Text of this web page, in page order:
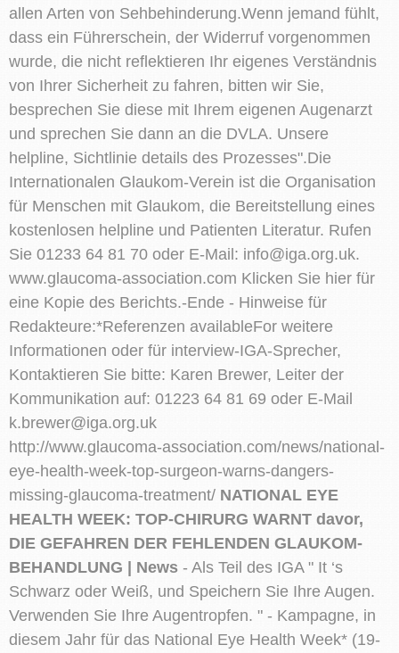
allen Arten von Sehbehinderung.Wenn jemand fühlt,
dass ein Führerschein, der Widerruf vorgenommen
wurde, die nicht reflektieren Ihr eigenes Verständnis
von Ihrer Sicherheit zu fahren, bitten wir Sie,
besprechen Sie diese mit Ihrem eigenen Augenarzt
und sprechen Sie dann an die DVLA. Unsere
helpline, Sichtlinie details des Prozesses".Die
Internationalen Glaukom-Verein ist die Organisation
für Menschen mit Glaukom, die Bereitstellung eines
kostenlosen helpline und Patienten Literatur. Rufen
Sie 01233 64 81 70 oder E-Mail: info@iga.org.uk.
www.glaucoma-association.com Klicken Sie hier für
eine Kopie des Berichts.-Ende - Hinweise für
Redakteure:*Referenzen availableFor weitere
Informationen oder für interview-IGA-Sprecher,
Kontaktieren Sie bitte: Karen Brewer, Leiter der
Kommunikation auf: 01223 64 81 69 oder E-Mail
k.brewer@iga.org.uk
http://www.glaucoma-association.com/news/national-
eye-health-week-top-surgeon-warns-dangers-
missing-glaucoma-treatment/ NATIONAL EYE
HEALTH WEEK: TOP-CHIRURG WARNT davor,
DIE GEFAHREN DER FEHLENDEN GLAUKOM-
BEHANDLUNG | News - Als Teil des IGA " It ‘s
Schwarz oder Weiß, und Speichern Sie Ihre Augen.
Verwenden Sie Ihre Augentropfen. " - Kampagne, in
diesem Jahr für das National Eye Health Week* (19-